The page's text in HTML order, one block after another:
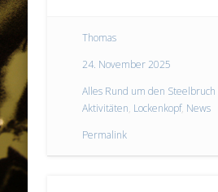
Thomas
24. November 2025
Alles Rund um den
Aktivitäten, Lockenkopf, News
Permalink